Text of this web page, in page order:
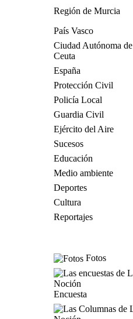
Región de Murcia
País Vasco
Ciudad Autónoma de
Ceuta
España
Protección Civil
Policía Local
Guardia Civil
Ejército del Aire
Sucesos
Educación
Medio ambiente
Deportes
Cultura
Reportajes
Fotos
Encuesta